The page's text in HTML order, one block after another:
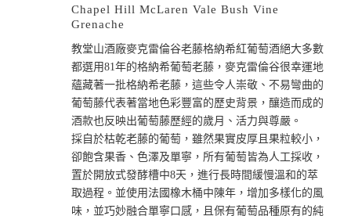
Chapel Hill McLaren Vale Bush Vine
Grenache
教堂山酒廠麥克雷倫谷老藤格納希紅葡萄酒絕大多數
都選用81年的格納希葡萄老藤，麥克雷倫谷很幸運地
蘊藏著一批格納希老藤，這些令人崇敬、不易彎曲的
葡萄藤代表著當地色彩豐富的歷史背景，釀造而成的
酒款也反映出葡萄藤歷經的歲月、活力與尊嚴。
採自於枯乾老藤的葡萄，雖然果實皮厚且果粒較小，
卻飽含果香、色澤及單寧，所有葡萄皆為人工採收，
置於開放式發酵槽中8天，進行長時間緩慢溫和的萃
取過程。並使用法國橡木桶中陳年，增加多樣化的風
味，並巧妙融合單寧口感，且保有葡萄品種原有的純